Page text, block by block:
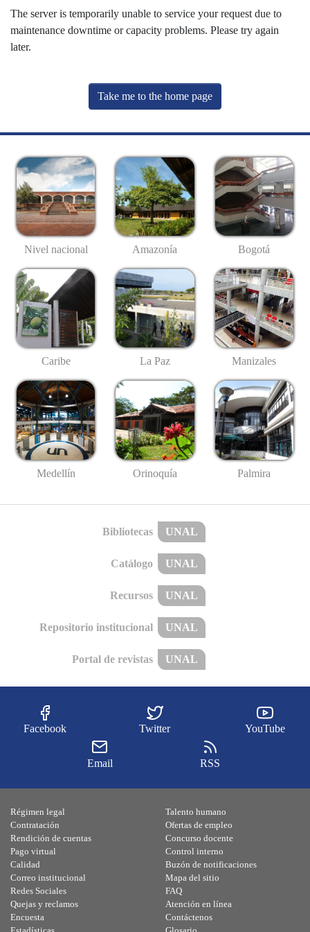
The server is temporarily unable to service your request due to
maintenance downtime or capacity problems. Please try again
later.
Take me to the home page
Nivel nacional Amazonía Bogotá
Caribe La Paz Manizales
Medellín Orinoquía Palmira
Bibliotecas UNAL
Catálogo UNAL
Recursos UNAL
Repositorio institucional UNAL
Portal de revistas UNAL
Facebook Twitter YouTube
Email RSS
Régimen legal
Contratación
Rendición de cuentas
Pago virtual
Calidad
Talento humano
Ofertas de empleo
Concurso docente
Control interno
Buzón de notificaciones
Correo institucional
Redes Sociales
Quejas y reclamos
Encuesta
Mapa del sitio
FAQ
Atención en línea
Contáctenos